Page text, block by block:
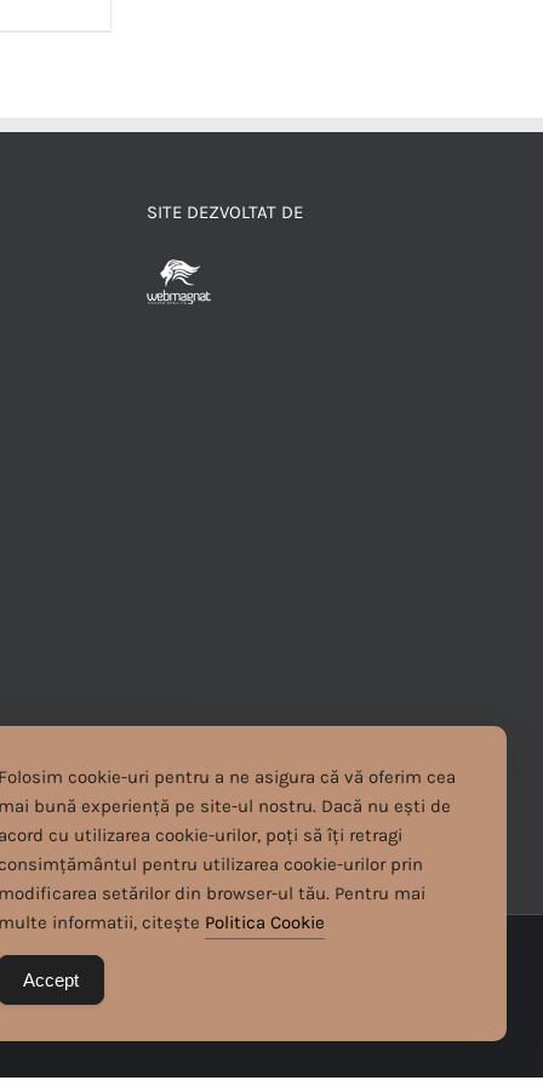
SITE DEZVOLTAT DE
cookie-uri pentru a ne asigura că vă oferim cea
bună experiență pe site-ul nostru. Dacă nu ești de
cu utilizarea cookie-urilor, poți să îți retragi
pentru utilizarea cookie-urilor prin
setărilor din browser-ul tău. Pentru mai
informatii, citește Politica Cookie
Accept